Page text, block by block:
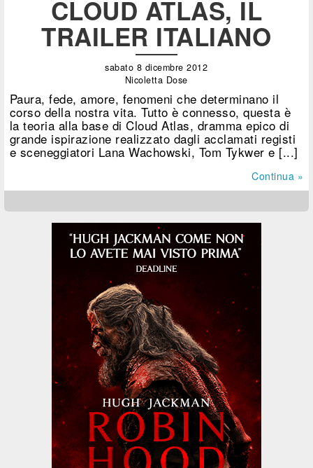
CLOUD ATLAS, IL
TRAILER ITALIANO
sabato 8 dicembre 2012
Nicoletta Dose
Paura, fede, amore, fenomeni che determinano il
corso della nostra vita. Tutto è connesso, questa è
la teoria alla base di Cloud Atlas, dramma epico di
grande ispirazione realizzato dagli acclamati registi
e sceneggiatori Lana Wachowski, Tom Tykwer e [...]
Continua »